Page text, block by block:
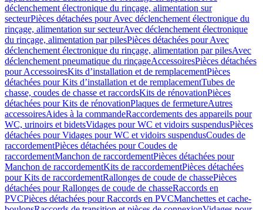
déclenchement électronique du rinçage, alimentation sur
secteurPièces détachées pour Avec déclenchement électronique du
rinçage, alimentation sur secteurAvec déclenchement électronique
du rinçage, alimentation par pilesPièces détachées pour Avec
déclenchement électronique du rinçage, alimentation par pilesAvec
déclenchement pneumatique du rinçageAccessoiresPièces détachées
pour AccessoiresKits d’installation et de remplacementPièces
détachées pour Kits d’installation et de remplacementTubes de
chasse, coudes de chasse et raccordsKits de rénovationPièces
détachées pour Kits de rénovationPlaques de fermetureAutres
accessoiresAides à la commandeRaccordements des appareils pour
WC, urinoirs et bidetsVidages pour WC et vidoirs suspendusPièces
détachées pour Vidages pour WC et vidoirs suspendusCoudes de
raccordementPièces détachées pour Coudes de
raccordementManchon de raccordementPièces détachées pour
Manchon de raccordementKits de raccordementPièces détachées
pour Kits de raccordementRallonges de coude de chassePièces
détachées pour Rallonges de coude de chasseRaccords en
PVCPièces détachées pour Raccords en PVCManchettes et cache-